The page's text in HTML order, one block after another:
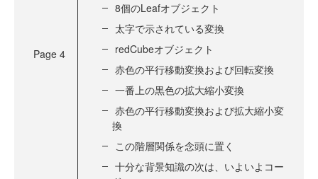
Page 4
8個のLeafオブジェクト
太字で示されている変換
redCubeオブジェクト
赤色の平行移動変換および回転変換
一番上の黒色の拡大縮小変換
赤色の平行移動変換および拡大縮小変
換
この階層関係を念頭に置く
十分な背景知識の次は、いよいよコー